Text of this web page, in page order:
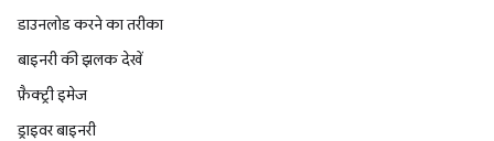
डाउनलोड करने का तरीका
बाइनरी की झलक देखें
फ़ैक्ट्री इमेज
ड्राइवर बाइनरी